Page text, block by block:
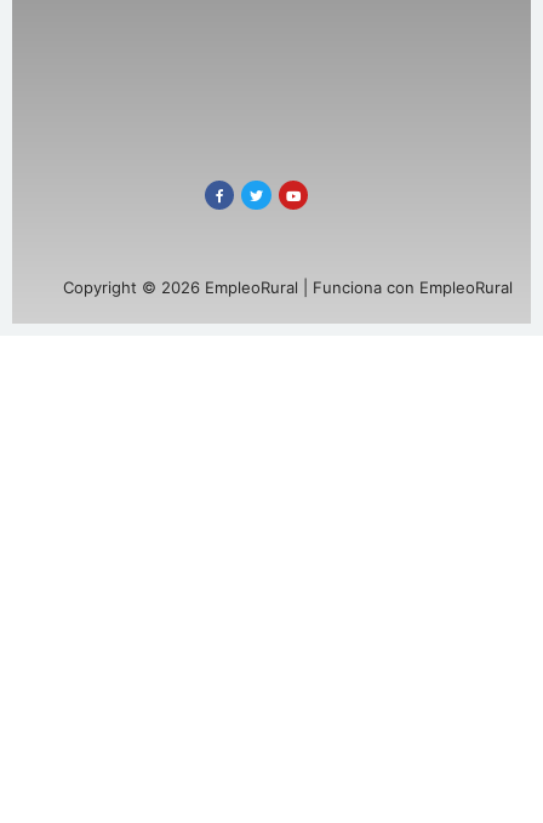
Copyright © 2026 EmpleoRural | Funciona con EmpleoRural